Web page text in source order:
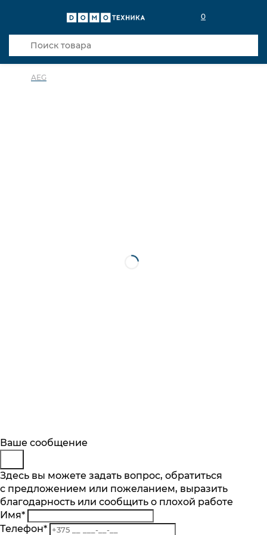
0
AEG
Описание
Отзывы
Основные характеристики
Тип варочной поверхности
индукция
Материал поверхности
Будьте в курсе
Подпишитесь на последние обновления
и узнавайте о новинках и специальных
предложениях первыми
Подписаться
Заказ обратного звонка
Представьтесь
Телефон*
Комментарий
Ваше сообщение
Здесь вы можете задать вопрос, обратиться
с предложением или пожеланием, выразить
благодарность или сообщить о плохой работе
Имя*
Телефон*